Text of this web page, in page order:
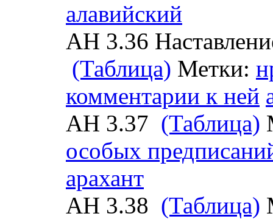
алавийский
АН 3.36
(Таблица) Метки:
комментарии к ней
АН 3.37 (Таблица)
особых
арахант
АН 3.38 (Таблица)